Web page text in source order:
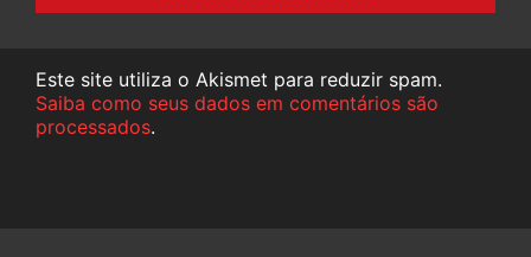
Este site utiliza o Akismet para reduzir spam.
Saiba como seus dados em comentários são
processados.